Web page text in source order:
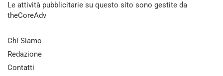
Le attività pubblicitarie su questo sito sono gestite da
theCoreAdv
Chi Siamo
Redazione
Contatti